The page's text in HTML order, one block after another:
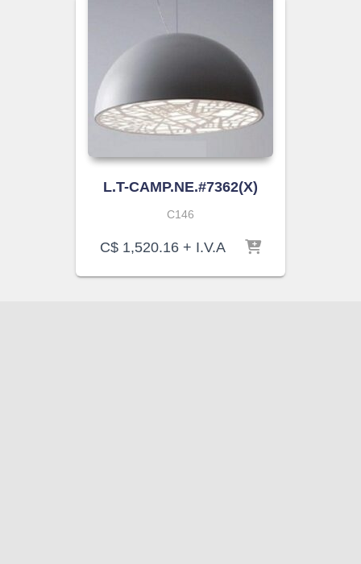
L.T-CAMP.NE.#7362(X)
C146
C$ 1,520.16 + I.V.A